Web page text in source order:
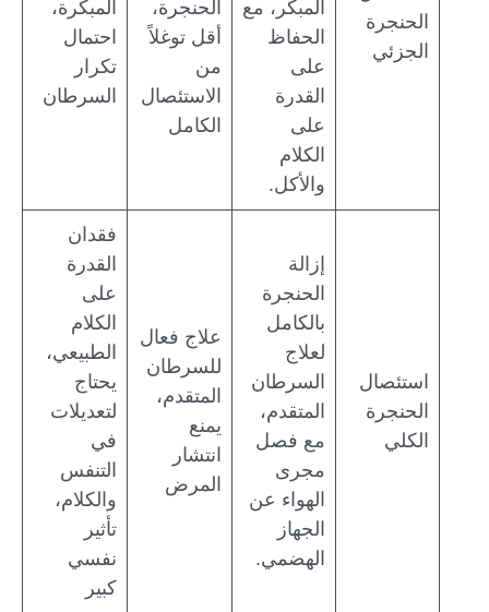
الحنجرة
الجزئي
المبكر، مع
الحفاظ
على
القدرة
على
الكلام
والأكل.
الحنجرة،
أقل توغلاً
من
الاستئصال
الكامل
المبكرة،
احتمال
تكرار
السرطان
استئصال
الحنجرة
الكلي
إزالة
الحنجرة
بالكامل
لعلاج
السرطان
المتقدم،
مع فصل
مجرى
الهواء عن
الجهاز
الهضمي.
علاج فعال
للسرطان
المتقدم،
يمنع
انتشار
المرض
فقدان
القدرة
على
الكلام
الطبيعي،
يحتاج
لتعديلات
في
التنفس
والكلام،
تأثير
نفسي
كبير